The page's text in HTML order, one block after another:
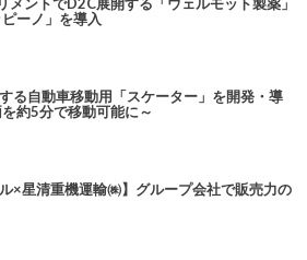
ーノ」を導入
る自動車移動用「スケーター」を開発・導
約5分で移動可能に～
×星清重機運輸㈱】グループ会社で販売力の